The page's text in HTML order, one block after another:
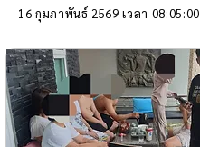
16 กุมภาพันธ์ 2569 เวลา 08:05:00